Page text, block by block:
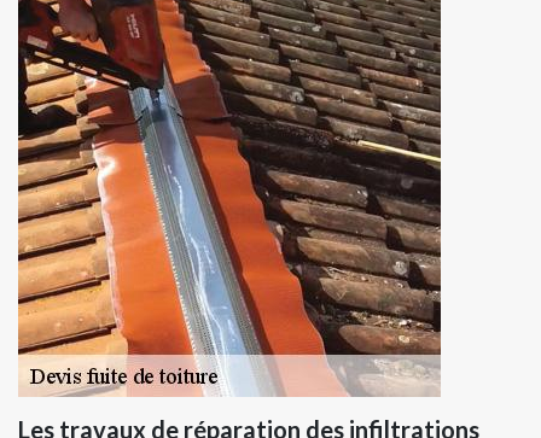
Les travaux de réparation des infiltrations